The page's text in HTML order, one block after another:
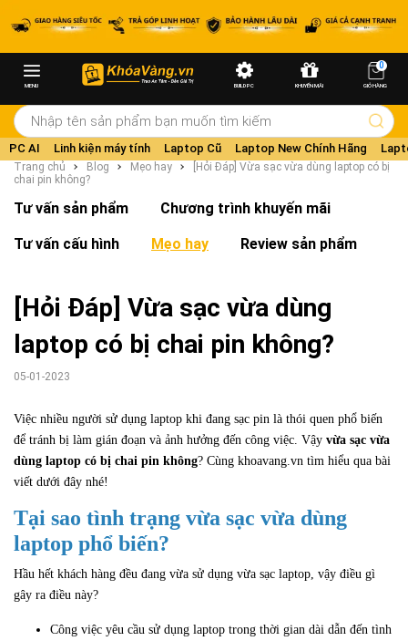
MENU BUILD PC KHUYẾN MÃI
0
GIỎ HÀNG
PC AI Linh kiện máy tính Laptop Cũ Laptop New Chính Hãng
Trang chủ Blog Mẹo hay
[Hỏi Đáp] Vừa sạc vừa dùng laptop có bị
chai pin không?
Tư vấn sản phẩm Chương trình khuyến mãi
Tư vấn cấu hình Mẹo hay Review sản phẩm
[Hỏi Đáp] Vừa sạc vừa dùng
laptop có bị chai pin không?
05-01-2023
Việc nhiều người sử dụng laptop khi đang sạc pin là thói quen phổ biến
để tránh bị làm gián đoạn và ảnh hưởng đến công việc. Vậy vừa sạc vừa
dùng laptop có bị chai pin không? Cùng khoavang.vn tìm hiểu qua bài
viết dưới đây nhé!
Tại sao tình trạng vừa sạc vừa dùng
laptop phổ biến?
Hầu hết khách hàng đều đang vừa sử dụng vừa sạc laptop, vậy điều gì
gây ra điều này?
Công việc yêu cầu sử dụng laptop trong thời gian dài dẫn đến tình